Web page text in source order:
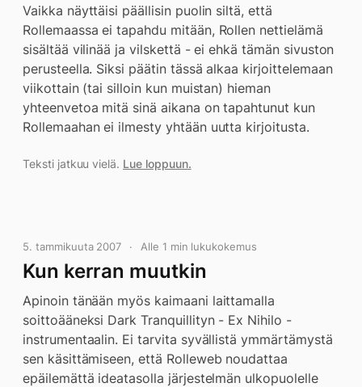
Vaikka näyttäisi päällisin puolin siltä, että
Rollemaassa ei tapahdu mitään, Rollen nettielämä
sisältää vilinää ja vilskettä - ei ehkä tämän sivuston
perusteella. Siksi päätin tässä alkaa kirjoittelemaan
viikottain (tai silloin kun muistan) hieman
yhteenvetoa mitä sinä aikana on tapahtunut kun
Rollemaahan ei ilmesty yhtään uutta kirjoitusta.
Teksti jatkuu vielä. Lue loppuun.
5. tammikuuta 2007 Alle 1 min lukukokemus
Kun kerran muutkin
Apinoin tänään myös kaimaani laittamalla
soittoääneksi Dark Tranquillityn - Ex Nihilo -
instrumentaalin. Ei tarvita syvällistä ymmärtämystä
sen käsittämiseen, että Rolleweb noudattaa
epäilemättä ideatasolla järjestelmän ulkopuolelle